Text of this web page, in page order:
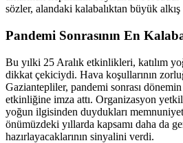
sözler, alandaki kalabalıktan büyük alkış
Pandemi Sonrasının En
Bu yılki 25 Aralık etkinlikleri, katılım
dikkat çekiciydi. Hava koşullarının
Gaziantepliler, pandemi sonrası
etkinliğine imza attı. Organizasyon
yoğun ilgisinden duydukları
önümüzdeki yıllarda kapsamı daha da
hazırlayacaklarının sinyalini verdi.